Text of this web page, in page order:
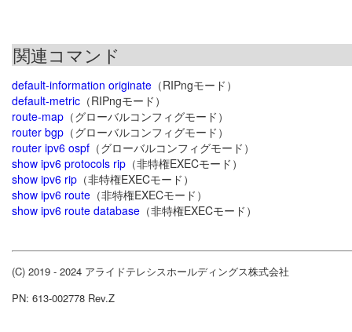
関連コマンド
default-information originate （RIPngモード）
default-metric （RIPngモード）
route-map （グローバルコンフィグモード）
router bgp （グローバルコンフィグモード）
router ipv6 ospf （グローバルコンフィグモード）
show ipv6 protocols rip （非特権EXECモード）
show ipv6 rip （非特権EXECモード）
show ipv6 route （非特権EXECモード）
show ipv6 route database （非特権EXECモード）
(C) 2019 - 2024 アライドテレシスホールディングス株式会社
PN: 613-002778 Rev.Z